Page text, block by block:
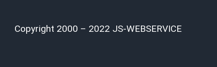
Copyright 2000 – 2022 JS-WEBSERVICE